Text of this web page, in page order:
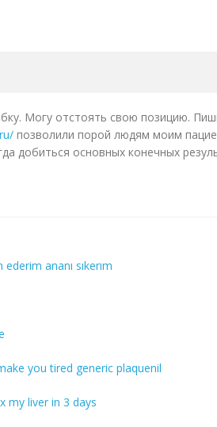
Могу отстоять свою позицию.
позволили порой людям моим
добиться основных конечных
ananı sıkerım
you tired generic plaquenil
my liver in 3 days